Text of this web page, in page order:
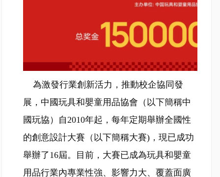
為激發行業創新活力，推動校企協同發
展，中國玩具和嬰童用品協會（以下簡稱中
國玩協）自2010年起，每年定期舉辦全國性
的創意設計大賽（以下簡稱大賽)，現已成功
舉辦了16屆。目前，大賽已成為玩具和嬰童
用品行業內專業性強、影響力大、覆蓋面廣